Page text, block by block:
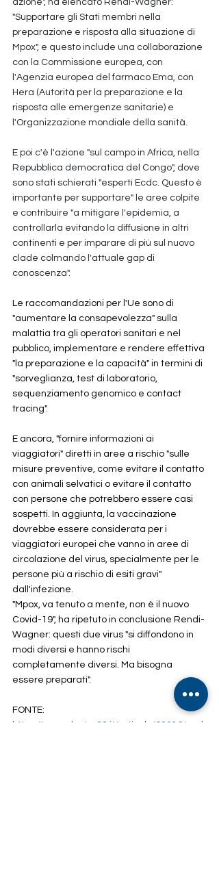
azione", ha elencato Rendi-Wagner:
"Supportare gli Stati membri nella
preparazione e risposta alla situazione di
Mpox", e questo include una collaborazione
con la Commissione europea, con
l'Agenzia europea del farmaco Ema, con
Hera (Autorità per la preparazione e la
risposta alle emergenze sanitarie) e
l'Organizzazione mondiale della sanità.
E poi c'è l'azione "sul campo in Africa, nella
Repubblica democratica del Congo", dove
sono stati schierati "esperti Ecdc. Questo è
importante per supportare" le aree colpite
e contribuire "a mitigare l'epidemia, a
controllarla evitando la diffusione in altri
continenti e per imparare di più sul nuovo
clade colmando l'attuale gap di
conoscenza".
Le raccomandazioni per l'Ue sono di
"aumentare la consapevolezza" sulla
malattia tra gli operatori sanitari e nel
pubblico, implementare e rendere effettiva
"la preparazione e la capacità" in termini di
"sorveglianza, test di laboratorio,
sequenziamento genomico e contact
tracing".
E ancora, "fornire informazioni ai
viaggiatori" diretti in aree a rischio "sulle
misure preventive, come evitare il contatto
con animali selvatici o evitare il contatto
con persone che potrebbero essere casi
sospetti. In aggiunta, la vaccinazione
dovrebbe essere considerata per i
viaggiatori europei che vanno in aree di
circolazione del virus, specialmente per le
persone più a rischio di esiti gravi"
dall'infezione.
"Mpox, va tenuto a mente, non è il nuovo
Covid-19", ha ripetuto in conclusione Rendi-
Wagner: questi due virus "si diffondono in
modi diversi e hanno rischi
completamente diversi. Ma bisogna
essere preparati".
FONTE:
https://www.doctor33.it/articolo/62016/mal